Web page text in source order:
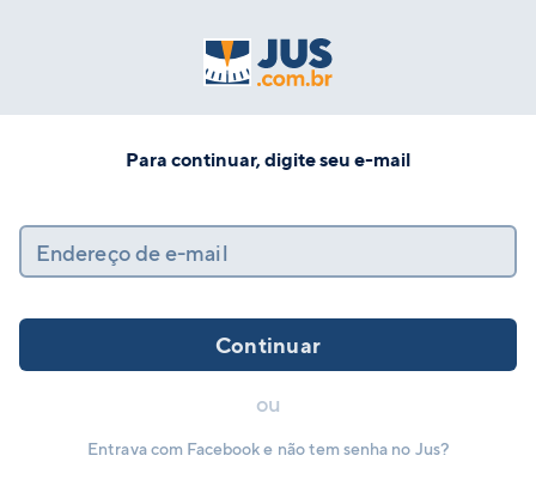
Para continuar, digite seu e-mail
Endereço de e-mail
Continuar
ou
Entrava com Facebook e não tem senha no Jus?